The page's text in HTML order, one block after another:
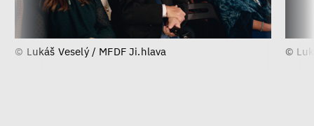
© Lukáš Veselý / MFDF Ji.hlava ©